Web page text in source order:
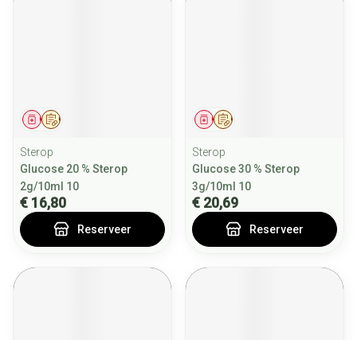
Op voorschrift
Geneesmiddel
Sterop
Glucose 20 % Sterop
2g/10ml 10
€ 16,80
Reserveer
Op voorschrift
Geneesmiddel
Sterop
Glucose 30 % Sterop
3g/10ml 10
€ 20,69
Reserveer